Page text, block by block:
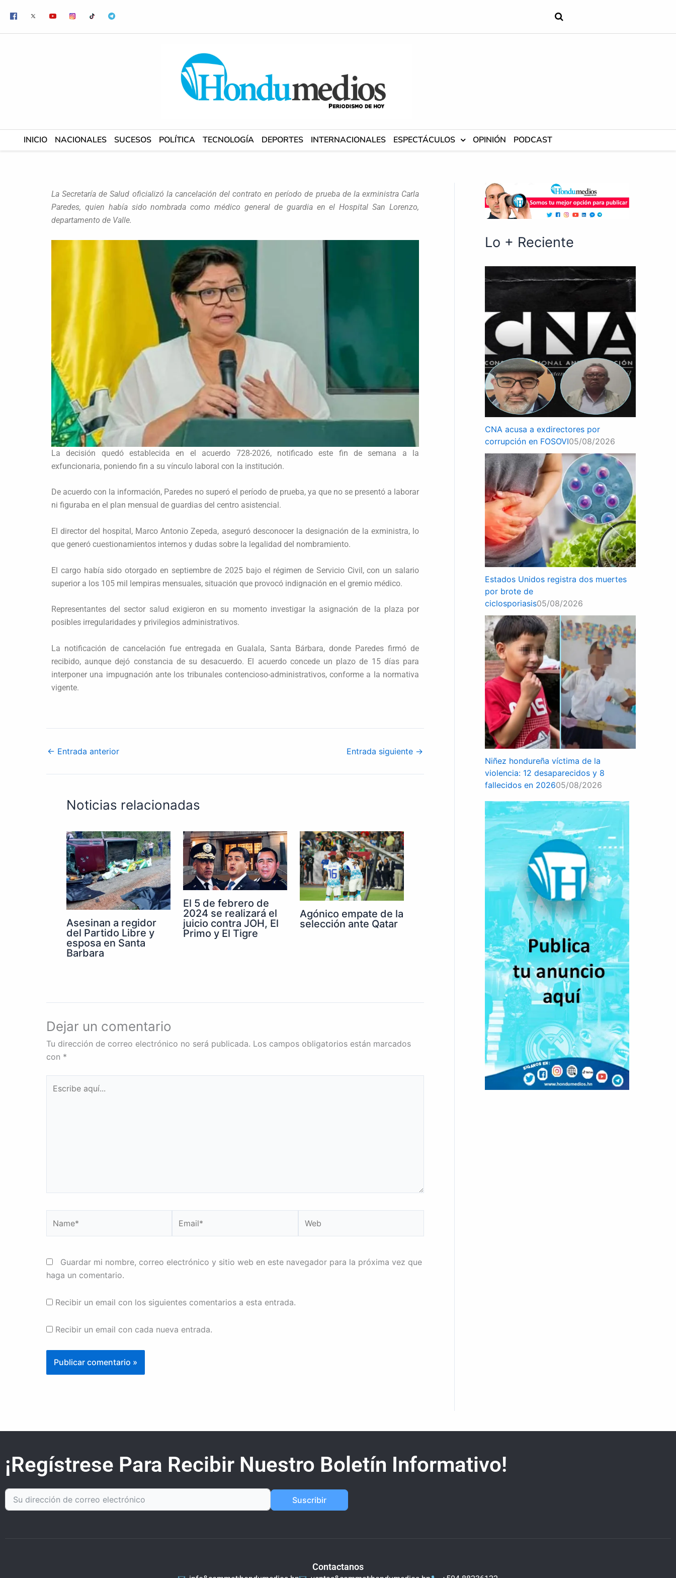
contenido
INICIO NACIONALES SUCESOS POLÍTICA TECNOLOGÍA DEPORTES INTERNACIONALES ESPECTÁCULOS OPINIÓN PODCAST
La Secretaría de Salud oficializó la cancelación del contrato en período de prueba de la exministra Carla
Paredes, quien había sido nombrada como médico general de guardia en el Hospital San Lorenzo,
departamento de Valle.
La decisión quedó establecida en el acuerdo 728-2026, notificado este fin de semana a la
exfuncionaria, poniendo fin a su vínculo laboral con la institución.
De acuerdo con la información, Paredes no superó el período de prueba, ya que no se presentó a laborar
ni figuraba en el plan mensual de guardias del centro asistencial.
El director del hospital, Marco Antonio Zepeda, aseguró desconocer la designación de la exministra, lo
que generó cuestionamientos internos y dudas sobre la legalidad del nombramiento.
El cargo había sido otorgado en septiembre de 2025 bajo el régimen de Servicio Civil, con un salario
superior a los 105 mil lempiras mensuales, situación que provocó indignación en el gremio médico.
Representantes del sector salud exigieron en su momento investigar la asignación de la plaza por
posibles irregularidades y privilegios administrativos.
La notificación de cancelación fue entregada en Gualala, Santa Bárbara, donde Paredes firmó de
recibido, aunque dejó constancia de su desacuerdo. El acuerdo concede un plazo de 15 días para
interponer una impugnación ante los tribunales contencioso-administrativos, conforme a la normativa
vigente.
← Entrada anterior Entrada siguiente →
Noticias relacionadas
Asesinan a regidor
del Partido Libre y
esposa en Santa
Barbara
El 5 de febrero de
2024 se realizará el
juicio contra JOH, El
Primo y El Tigre
Agónico empate de la
selección ante Qatar
Dejar un comentario
Tu dirección de correo electrónico no será publicada. Los campos obligatorios están marcados
con *
aquí...
Guardar mi nombre, correo electrónico y sitio web en este navegador para la próxima vez que
haga un comentario.
Recibir un email con los siguientes comentarios a esta entrada.
Recibir un email con cada nueva entrada.
Lo + Reciente
CNA acusa a exdirectores por
corrupción en FOSOVI05/08/2026
Estados Unidos registra dos muertes
por brote de
ciclosporiasis05/08/2026
Niñez hondureña víctima de la
violencia: 12 desaparecidos y 8
fallecidos en 202605/08/2026
¡Regístrese Para Recibir Nuestro Boletín Informativo!
Suscribir
Contactanos